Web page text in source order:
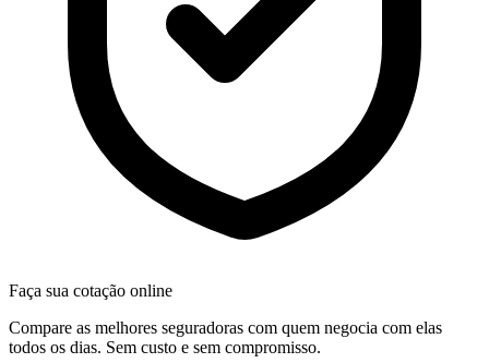
Faça sua cotação online
Compare as melhores seguradoras com quem negocia com elas
todos os dias. Sem custo e sem compromisso.